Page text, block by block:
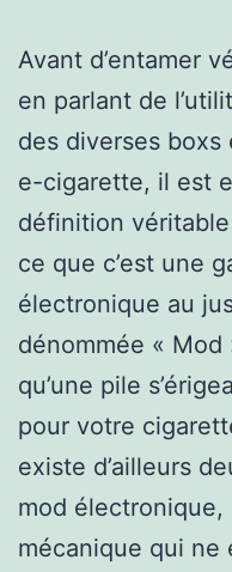
Avant d’entamer
en parlant de
des diverses
e-cigarette, il est
définition véritable
ce que c’est une
électronique au
dénommée « Mod
qu’une pile
pour votre
existe d’ailleurs
mod
mécanique qui ne